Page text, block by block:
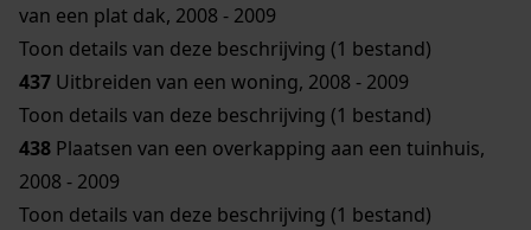
van een plat dak, 2008 - 2009
Toon details van deze beschrijving (1 bestand)
437 Uitbreiden van een woning, 2008 - 2009
Toon details van deze beschrijving (1 bestand)
438 Plaatsen van een overkapping aan een tuinhuis,
2008 - 2009
Toon details van deze beschrijving (1 bestand)